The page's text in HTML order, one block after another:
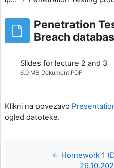
Penetration
Breach
Slides for lecture 2 and 3
6.0 MB Dokument PDF
Klikni na povezavo
ogled datoteke.
← Homework 1